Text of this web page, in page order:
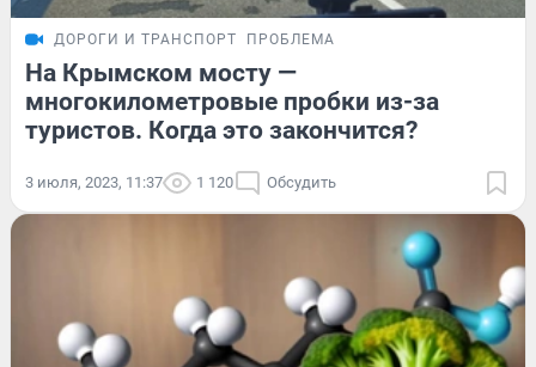
ДОРОГИ И ТРАНСПОРТ ПРОБЛЕМА
На Крымском мосту —
многокилометровые пробки из-за
туристов. Когда это закончится?
3 июля, 2023, 11:37 1 120 Обсудить